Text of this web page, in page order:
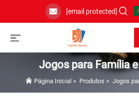
[email protected]
Jogos para Família
Página Inicial > Produtos > Jogos